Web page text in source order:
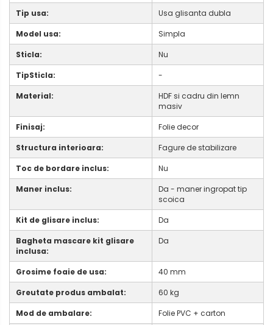
Tip usa:
Usa glisanta dubla
Model usa:
Simpla
Sticla:
Nu
TipSticla:
-
Material:
HDF si cadru din lemn
masiv
Finisaj:
Folie decor
Structura interioara:
Fagure de stabilizare
Toc de bordare inclus:
Nu
Maner inclus:
Da - maner ingropat tip
scoica
Kit de glisare inclus:
Da
Bagheta mascare kit glisare
inclusa:
Da
Grosime foaie de usa:
40 mm
Greutate produs ambalat:
60 kg
Mod de ambalare:
Folie PVC + carton